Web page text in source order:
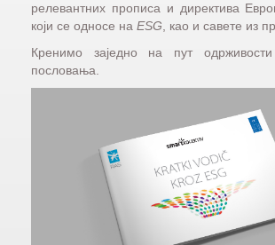
релевантних прописа и директива
који се односе на ESG , као и савете из
Кренимо заједно на пут
пословања.